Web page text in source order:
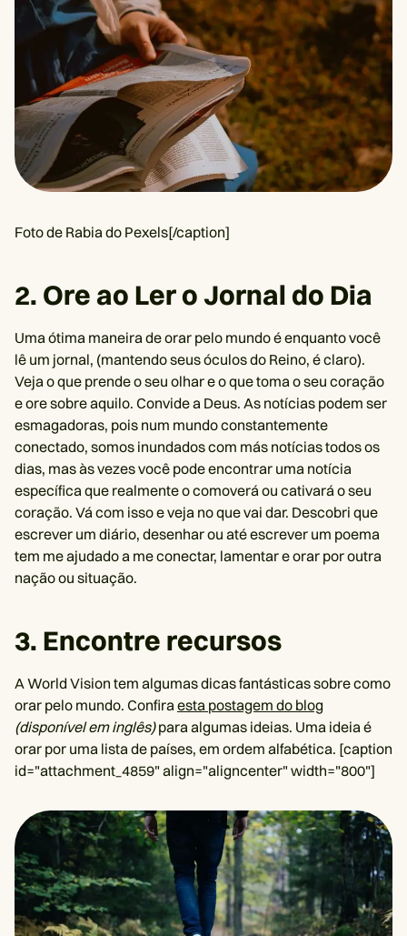
Foto de Rabia do Pexels[/caption]
2. Ore ao Ler o Jornal do Dia
Uma ótima maneira de orar pelo mundo é enquanto você
lê um jornal, (mantendo seus óculos do Reino, é claro).
Veja o que prende o seu olhar e o que toma o seu coração
e ore sobre aquilo. Convide a Deus. As notícias podem ser
esmagadoras, pois num mundo constantemente
conectado, somos inundados com más notícias todos os
dias, mas às vezes você pode encontrar uma notícia
específica que realmente o comoverá ou cativará o seu
coração. Vá com isso e veja no que vai dar. Descobri que
escrever um diário, desenhar ou até escrever um poema
tem me ajudado a me conectar, lamentar e orar por outra
nação ou situação.
3. Encontre recursos
A World Vision tem algumas dicas fantásticas sobre como
orar pelo mundo. Confira esta postagem do blog
(disponível em inglês)para algumas ideias. Uma ideia é
orar por uma lista de países, em ordem alfabética. [caption
id="attachment_4859" align="aligncenter" width="800"]